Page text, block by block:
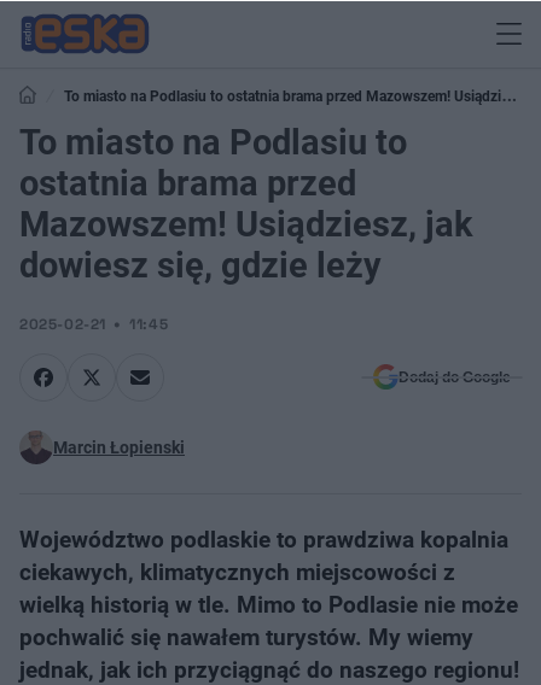
To miasto na Podlasiu to ostatnia brama przed Mazowszem! Usiądziesz,
jak dowiesz się, gdzie leży
To miasto na Podlasiu to
ostatnia brama przed
Mazowszem! Usiądziesz, jak
dowiesz się, gdzie leży
2025-02-21 11:45
Dodaj do Google
Marcin Łopienski
Województwo podlaskie to prawdziwa kopalnia
ciekawych, klimatycznych miejscowości z
wielką historią w tle. Mimo to Podlasie nie może
pochwalić się nawałem turystów. My wiemy
jednak, jak ich przyciągnąć do naszego regionu!